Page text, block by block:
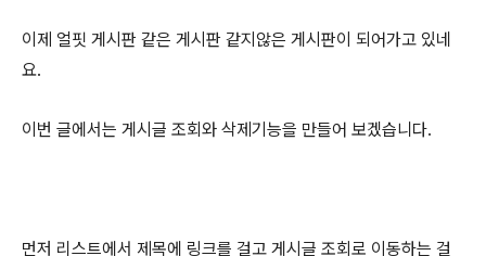
이제 얼핏 게시판 같은 게시판 같지않은 게시판이 되어가고 있네
요.
이번 글에서는 게시글 조회와 삭제기능을 만들어 보겠습니다.
먼저 리스트에서 제목에 링크를 걸고 게시글 조회로 이동하는 걸